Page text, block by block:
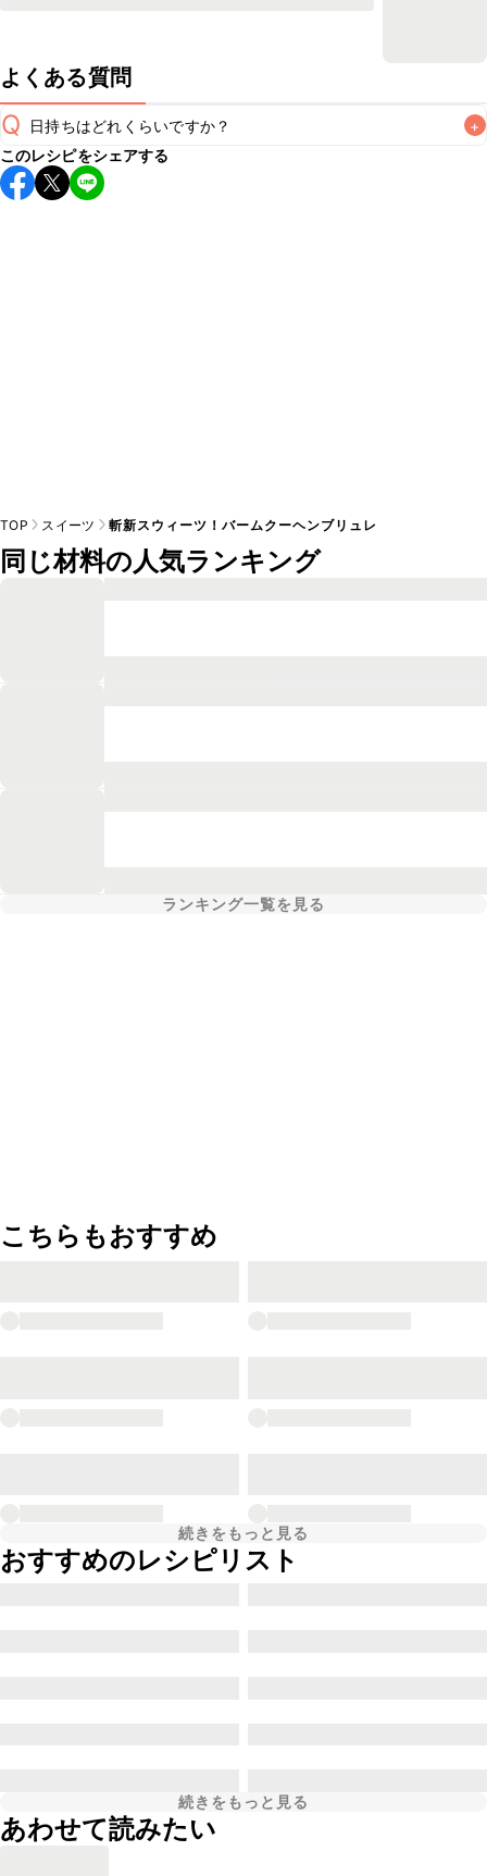
よくある質問
Q 日持ちはどれくらいですか？ +
保存期間は冷蔵で当日中が目安です。なるべくお早めにお召
し上がりください。
このレシピをシェアする
TOP スイーツ 斬新スウィーツ！バームクーヘンブリュレ
同じ材料の人気ランキング
ランキング一覧を見る
こちらもおすすめ
続きをもっと見る
おすすめのレシピリスト
続きをもっと見る
あわせて読みたい